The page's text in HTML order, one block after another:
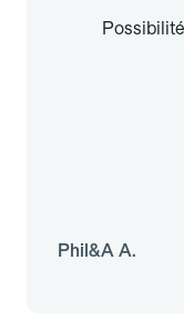
Phil&A A.